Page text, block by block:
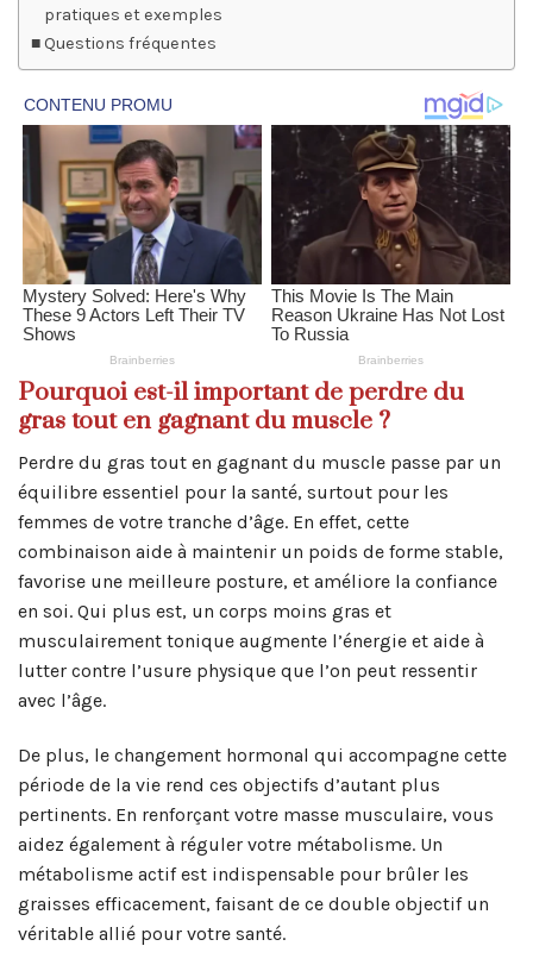
pratiques et exemples
Questions fréquentes
Pourquoi est-il important de perdre du
gras tout en gagnant du muscle ?
Perdre du gras tout en gagnant du muscle passe par un
équilibre essentiel pour la santé, surtout pour les
femmes de votre tranche d’âge. En effet, cette
combinaison aide à maintenir un poids de forme stable,
favorise une meilleure posture, et améliore la confiance
en soi. Qui plus est, un corps moins gras et
musculairement tonique augmente l’énergie et aide à
lutter contre l’usure physique que l’on peut ressentir
avec l’âge.
De plus, le changement hormonal qui accompagne cette
période de la vie rend ces objectifs d’autant plus
pertinents. En renforçant votre masse musculaire, vous
aidez également à réguler votre métabolisme. Un
métabolisme actif est indispensable pour brûler les
graisses efficacement, faisant de ce double objectif un
véritable allié pour votre santé.